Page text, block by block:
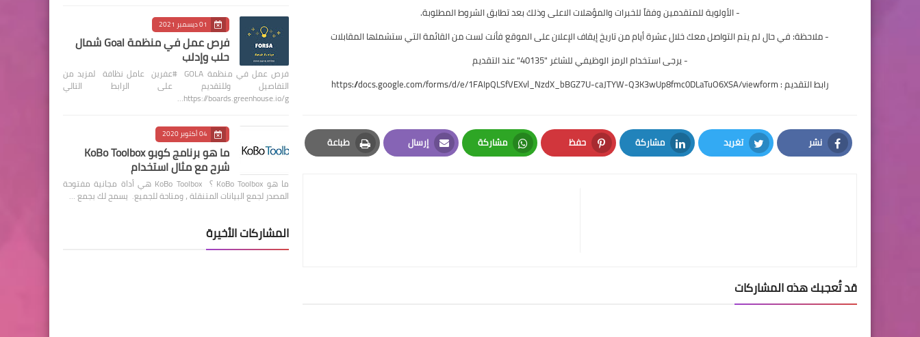
- الأولوية للمتقدمين وفقاً للخبرات والمؤهلات الاعلى وذلك بعد تطابق الشروط المطلوبة.
- ملاحظة: في حال لم يتم التواصل معك خلال عشرة أيام من تاريخ إيقاف الإعلان على الموقع فأنت لست من القائمة التي ستشملها المقابلات
- يرجى استخدام الرمز الوظيفي للشاغر "40135" عند التقديم
رابط التقديم :https://docs.google.com/forms/d/e/1FAIpQLSfVEXvl_NzdX_bBGZ7U-caJTYW-Q3K3wUp8fmc0DLaTuO6XSA/viewform
نشر
Facebook
تغريد
Twitter
مشاركة
LinkedIn
حفظ
Pinterest
مشاركة
Whatsapp
إرسال
Email
طباعة
Print
قد تُعجبك هذه المشاركات
01 ديسمبر 2021
فرص عمل في منظمة Goal شمال
حلب وإدلب
فرص عمل في منظمة GOLA #عفرين عامل نظافة لمزيد من
التفاصيل وللتقديم على الرابط التالي
https://boards.greenhouse.io/g…
04 أكتوبر 2020
ما هو برنامج كوبو KoBo Toolbox
شرح مع مثال استخدام
ما هو KoBo Toolbox ؟ KoBo Toolbox هي أداة مجانية مفتوحة
المصدر لجمع البيانات المتنقلة ، ومتاحة للجميع. يسمح لك بجمع …
المشاركات الأخيرة